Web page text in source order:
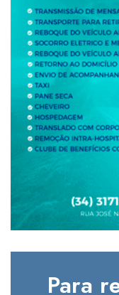
Para